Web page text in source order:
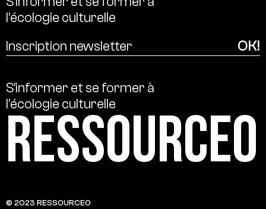
l’écologie culturelle
S’informer et se former à
l’écologie culturelle
Ressource0
© 2023 RESSOURCE0